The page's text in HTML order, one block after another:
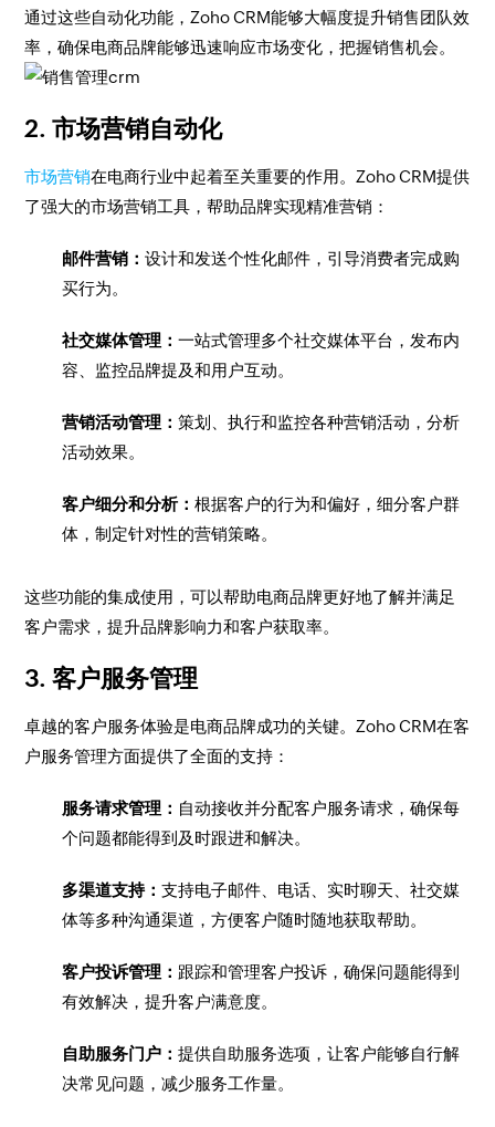
通过这些自动化功能，Zoho CRM能够大幅度提升销售团队效
率，确保电商品牌能够迅速响应市场变化，把握销售机会。
2. 市场营销自动化
市场营销在电商行业中起着至关重要的作用。Zoho CRM提供
了强大的市场营销工具，帮助品牌实现精准营销：
邮件营销：设计和发送个性化邮件，引导消费者完成购
买行为。
社交媒体管理：一站式管理多个社交媒体平台，发布内
容、监控品牌提及和用户互动。
营销活动管理：策划、执行和监控各种营销活动，分析
活动效果。
客户细分和分析：根据客户的行为和偏好，细分客户群
体，制定针对性的营销策略。
这些功能的集成使用，可以帮助电商品牌更好地了解并满足
客户需求，提升品牌影响力和客户获取率。
3. 客户服务管理
卓越的客户服务体验是电商品牌成功的关键。Zoho CRM在客
户服务管理方面提供了全面的支持：
服务请求管理： 自动接收并分配客户服务请求，确保每
个问题都能得到及时跟进和解决。
多渠道支持：支持电子邮件、电话、实时聊天、社交媒
体等多种沟通渠道，方便客户随时随地获取帮助。
客户投诉管理： 跟踪和管理客户投诉，确保问题能得到
有效解决，提升客户满意度。
自助服务门户：提供自助服务选项，让客户能够自行解
决常见问题，减少服务工作量。